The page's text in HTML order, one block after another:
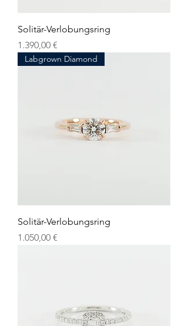
Solitär-Verlobungsring
Preis
1.390,00 €
Labgrown Diamond
Solitär-Verlobungsring
Preis
1.050,00 €